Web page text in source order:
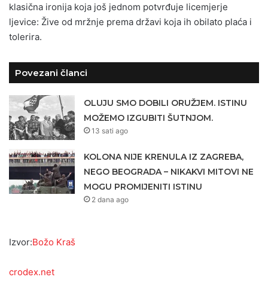
klasična ironija koja još jednom potvrđuje licemjerje
ljevice: Žive od mržnje prema državi koja ih obilato plaća i
tolerira.
Povezani članci
OLUJU SMO DOBILI ORUŽJEM. ISTINU
MOŽEMO IZGUBITI ŠUTNJOM.
13 sati ago
KOLONA NIJE KRENULA IZ ZAGREBA,
NEGO BEOGRADA – NIKAKVI MITOVI NE
MOGU PROMIJENITI ISTINU
2 dana ago
Izvor:Božo Kraš
crodex.net